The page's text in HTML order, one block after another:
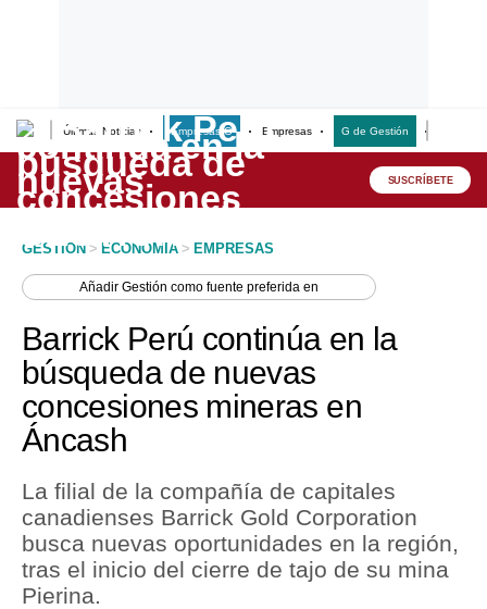
Últimas Noticias Empresas G Empresas G de Gestión
Lo último
Peru Quiosco
Economía
Mercados
Perú
Política
Tu Dinero
Finanzas Personales
SUSCRÍBETE
GESTION > ECONOMIA > EMPRESAS
AñadirGestión como fuente preferida en
Barrick Perú continúa en la
búsqueda de nuevas
concesiones mineras en
Áncash
La filial de la compañía de capitales
canadienses Barrick Gold Corporation
busca nuevas oportunidades en la región,
tras el inicio del cierre de tajo de su mina
Pierina.